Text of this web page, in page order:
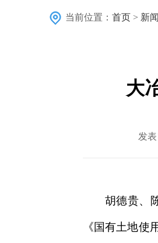
当前位置： 首页 > 新
大
发
胡德贵、
《国有土地使